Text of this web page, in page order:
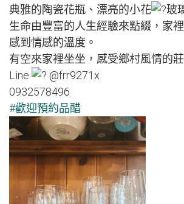
典雅的陶瓷花瓶、漂亮的小花
玻
生命由豐富的人生經驗來點綴，家
感到情感的溫度。
有空來家裡坐坐，感受鄉村風情的
Line
@frr9271x
0932578496
#歡迎預約品醋